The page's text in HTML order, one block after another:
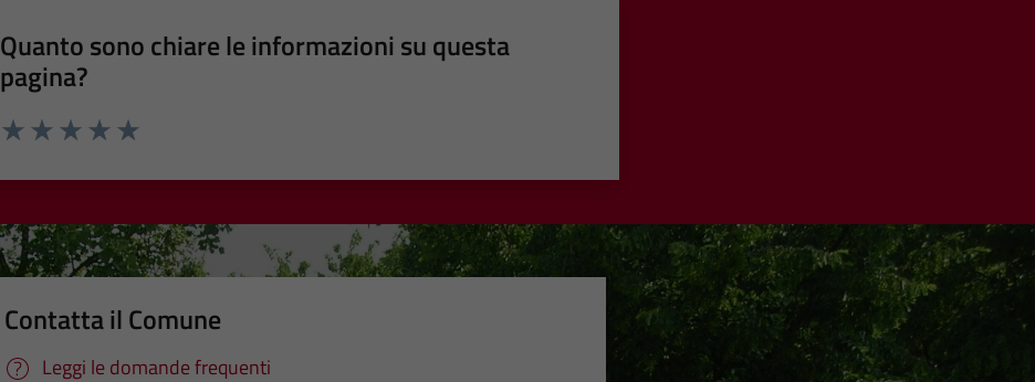
Quanto sono chiare le informazioni su questa
pagina?
Contatta il Comune
Leggi le domande frequenti